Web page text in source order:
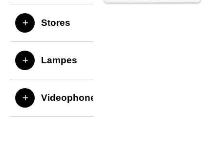
Stores
Lampes
Videophone